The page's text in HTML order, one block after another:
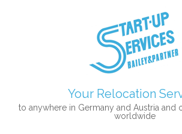
Your Relocation
to anywhere in Germany and Austria and
worldwide